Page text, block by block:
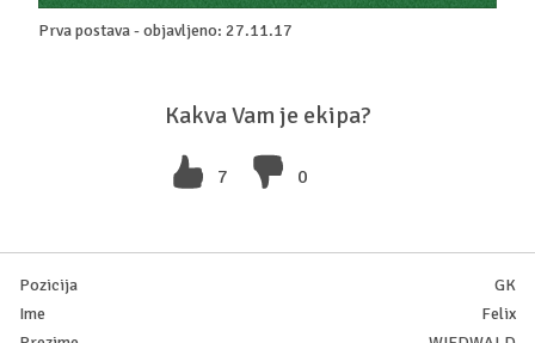
Kakva Vam je ekipa?
7 0
Prva postava - objavljeno: 27.11.17
GK
Felix